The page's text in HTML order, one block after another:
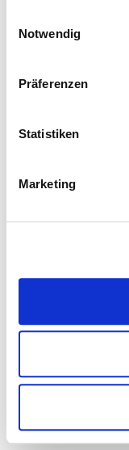
Notwendig
Präferenzen
Statistiken
Marketing